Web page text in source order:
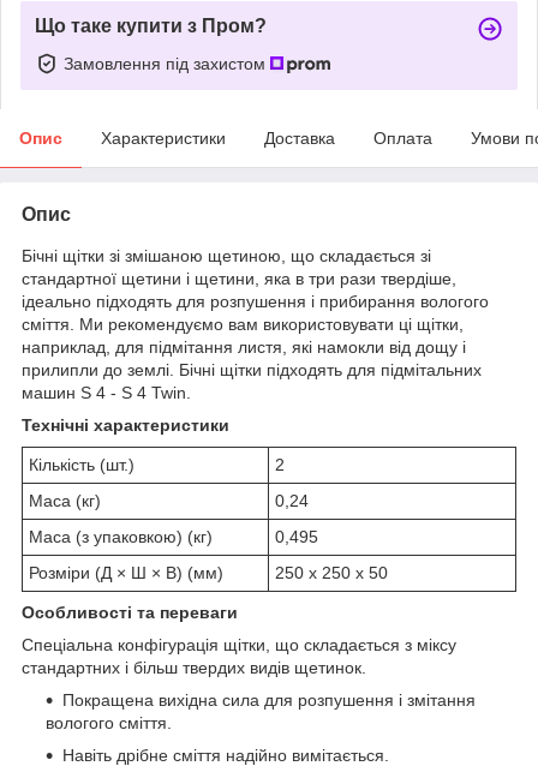
Що таке купити з Пром?
Замовлення під захистом
Опис Характеристики Доставка Оплата Умови
Опис
Бічні щітки зі змішаною щетиною, що складається зі
стандартної щетини і щетини, яка в три рази твердіше,
ідеально підходять для розпушення і прибирання вологого
сміття. Ми рекомендуємо вам використовувати ці щітки,
наприклад, для підмітання листя, які намокли від дощу і
прилипли до землі. Бічні щітки підходять для підмітальних
машин S 4 - S 4 Twin.
Технічні характеристики
Кількість (шт.)
2
Маса (кг)
0,24
Маса (з упаковкою) (кг)
0,495
Розміри (Д × Ш × В) (мм)
250 x 250 x 50
Особливості та переваги
Спеціальна конфігурація щітки, що складається з міксу
стандартних і більш твердих видів щетинок.
Покращена вихідна сила для розпушення і змітання
вологого сміття.
Навіть дрібне сміття надійно вимітається.